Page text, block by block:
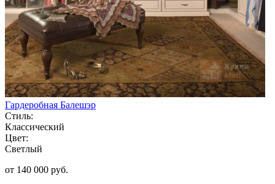
Гардеробная Балешэр
Стиль:
Классический
Цвет:
Светлый
от 140 000 руб.